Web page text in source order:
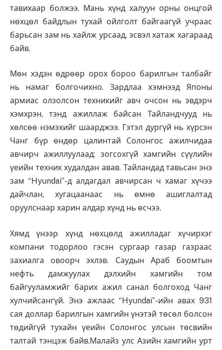
тавихаар болжээ. Мань хүнд халуун орны онцгой
нөхцөл байдлын тухай ойлголт байгаагүй учраас
барьсан зам нь хайлж урсаад, эсвэл хатаж хагараад
байв.
Мөн хэдэн өдрөөр орох бороо барилгын талбайг
нь намаг болгочихно. Зардлаа xэмнээд Японы
армиас олзолсон техникийг авч очсон нь эвдэрч
хэмхрэн, тэнд ажиллаж байсан Тайландчууд нь
хөлсөө нэмэхийг шаарджээ. Гэтэл дургүй нь хүрсэн
Чанг бүр өндөр цалинтай Солонгос ажилчидаа
авчирч ажиллуулаад: зогсохгүй хамгийн сүүлийн
үеийн техник худалдан авав. Тайландад тавьсан энэ
зам “Hyundai’’-д алдагдал авчирсан ч хамаг хүчээ
дайчлан, хугацаанаас нь өмнө ашиглалтад
оруулснаар харин алдар хүнд нь өсчээ.
Хямд үнээр хүнд нөхцөлд ажилладаг хүчирхэг
компани тодорлоо гэсэн сургаар газар газраас
захиалга овоорч эхлэв. Саудын Араб боомтын
нефть дамжуулах дэлхийн хамгийн том
байгууламжийг барих ажил санал болгоход Чанг
хулчийсангүй. Энэ ажлаас “Hyundai’’-ийн авах 931
сая доллар барилгын хамгийн үнэтэй төсөл болсон
төдийгүй тухайн үеийн Солонгос улсын төсвийн
талтай тэнцэж байв.Малайз улс Азийн хамгийн урт